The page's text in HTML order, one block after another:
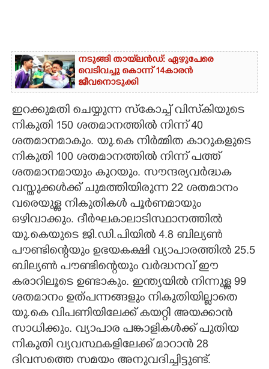
നടുങ്ങി തായ്‌ലൻഡ്: ഏഴുപേരെ
വെടിവച്ചു കൊന്ന് 14കാരൻ
ജീവനൊടുക്കി
ഇറക്കുമതി ചെയ്യുന്ന സ്കോച്ച് വിസ്‌കിയുടെ
നികുതി 150 ശതമാനത്തിൽ നിന്ന് 40
ശതമാനമാകും. യു.കെ നിർമ്മിത കാറുകളുടെ
നികുതി 100 ശതമാനത്തിൽ നിന്ന് പത്ത്
ശതമാനമായും കുറയും. സൗന്ദര്യവർദ്ധക
വസ്തുക്കൾക്ക് ചുമത്തിയിരുന്ന 22 ശതമാനം
വരെയുള്ള നികുതികൾ പൂർണമായും
ഒഴിവാക്കും. ദീർഘകാലാടിസ്ഥാനത്തിൽ
യു.കെയുടെ ജി.ഡി.പിയിൽ 4.8 ബില്യൺ
പൗണ്ടിന്റെയും ഉഭയകക്ഷി വ്യാപാരത്തിൽ 25.5
ബില്യൺ പൗണ്ടിന്റെയും വർദ്ധനവ് ഈ
കരാറിലൂടെ ഉണ്ടാകും. ഇന്ത്യയിൽ നിന്നുള്ള 99
ശതമാനം ഉത്പന്നങ്ങളും നികുതിയില്ലാതെ
യു.കെ വിപണിയിലേക്ക് കയറ്റി അയക്കാൻ
സാധിക്കും. വ്യാപാര പങ്കാളികൾക്ക് പുതിയ
നികുതി വ്യവസ്ഥകളിലേക്ക് മാറാൻ 28
ദിവസത്തെ സമയം അനുവദിച്ചിട്ടുണ്ട്.